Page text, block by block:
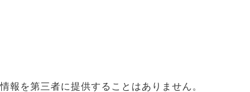
報を第三者に提供することはありません。